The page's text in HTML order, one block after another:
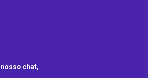
nosso chat,